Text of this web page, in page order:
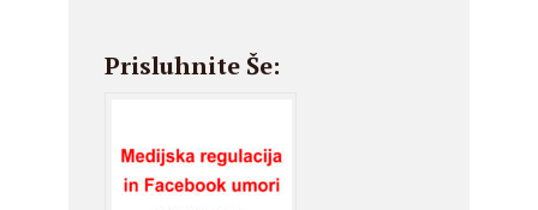
Prisluhnite Še: